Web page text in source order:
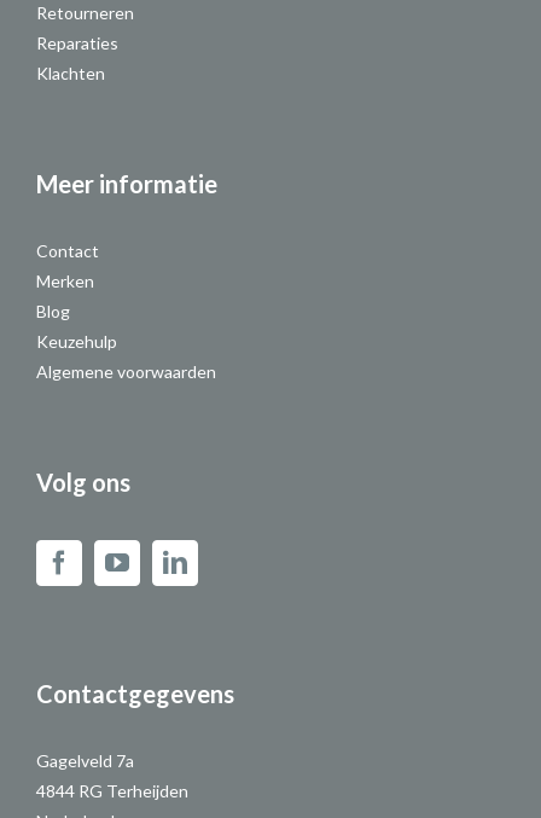
Retourneren
Reparaties
Klachten
Meer informatie
Contact
Merken
Blog
Keuzehulp
Algemene voorwaarden
Volg ons
Contactgegevens
Gagelveld 7a
4844 RG Terheijden